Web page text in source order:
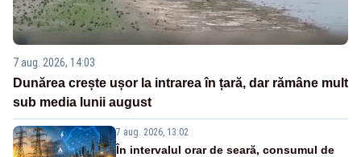
7 aug. 2026, 14:03
Dunărea crește ușor la intrarea în țară, dar rămâne mult
sub media lunii august
7 aug. 2026, 13:02
În intervalul orar de seară, consumul de